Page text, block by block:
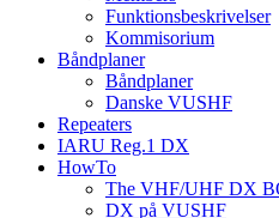
Funktionsbeskrivelser
Kommisorium
Båndplaner
Båndplaner
Danske VUSHF
Repeaters
IARU Reg.1 DX
HowTo
The VHF/UHF DX
DX på VUSHF